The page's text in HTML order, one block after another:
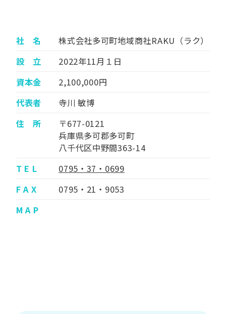
社 名
株式会社多可町地域商社RAKU（ラク）
設 立
2022年11月１日
資本金
2,100,000円
代表者
寺川 敏博
住 所
〒677-0121
兵庫県多可郡多可町
八千代区中野間363-14
T E L
0795・37・0699
F A X
0795・21・9053
M A P